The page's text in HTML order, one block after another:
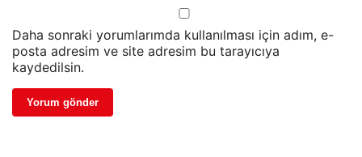
Daha sonraki yorumlarımda kullanılması için adım, e-
posta adresim ve site adresim bu tarayıcıya
kaydedilsin.